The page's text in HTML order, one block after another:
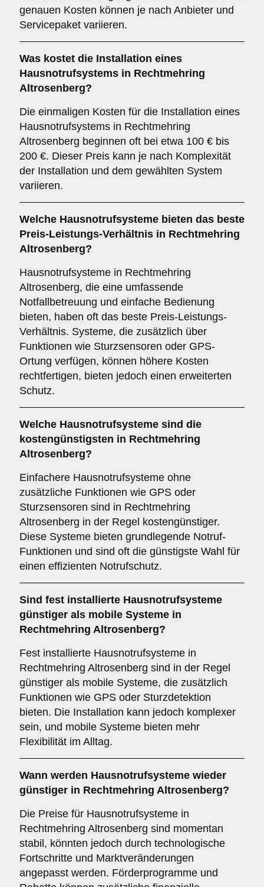
genauen Kosten können je nach Anbieter und
Servicepaket variieren.
Was kostet die Installation eines
Hausnotrufsystems in Rechtmehring
Altrosenberg?
Die einmaligen Kosten für die Installation eines
Hausnotrufsystems in Rechtmehring
Altrosenberg beginnen oft bei etwa 100 € bis
200 €. Dieser Preis kann je nach Komplexität
der Installation und dem gewählten System
variieren.
Welche Hausnotrufsysteme bieten das beste
Preis-Leistungs-Verhältnis in Rechtmehring
Altrosenberg?
Hausnotrufsysteme in Rechtmehring
Altrosenberg, die eine umfassende
Notfallbetreuung und einfache Bedienung
bieten, haben oft das beste Preis-Leistungs-
Verhältnis. Systeme, die zusätzlich über
Funktionen wie Sturzsensoren oder GPS-
Ortung verfügen, können höhere Kosten
rechtfertigen, bieten jedoch einen erweiterten
Schutz.
Welche Hausnotrufsysteme sind die
kostengünstigsten in Rechtmehring
Altrosenberg?
Einfachere Hausnotrufsysteme ohne
zusätzliche Funktionen wie GPS oder
Sturzsensoren sind in Rechtmehring
Altrosenberg in der Regel kostengünstiger.
Diese Systeme bieten grundlegende Notruf-
Funktionen und sind oft die günstigste Wahl für
einen effizienten Notrufschutz.
Sind fest installierte Hausnotrufsysteme
günstiger als mobile Systeme in
Rechtmehring Altrosenberg?
Fest installierte Hausnotrufsysteme in
Rechtmehring Altrosenberg sind in der Regel
günstiger als mobile Systeme, die zusätzlich
Funktionen wie GPS oder Sturzdetektion
bieten. Die Installation kann jedoch komplexer
sein, und mobile Systeme bieten mehr
Flexibilität im Alltag.
Wann werden Hausnotrufsysteme wieder
günstiger in Rechtmehring Altrosenberg?
Die Preise für Hausnotrufsysteme in
Rechtmehring Altrosenberg sind momentan
stabil, könnten jedoch durch technologische
Fortschritte und Marktveränderungen
angepasst werden. Förderprogramme und